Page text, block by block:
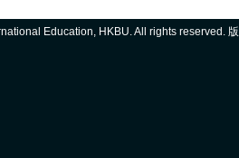
Education, HKBU. All rights reserved.